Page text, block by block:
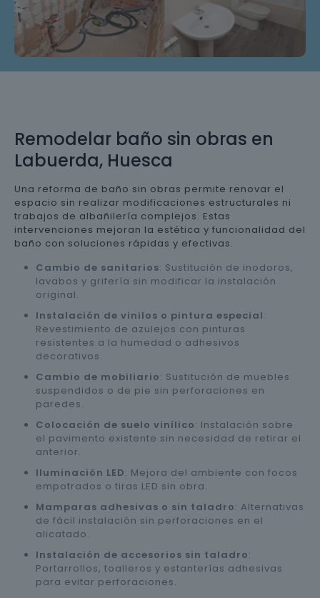
Remodelar baño sin obras en
Labuerda, Huesca
Una reforma de baño sin obras permite renovar el
espacio sin realizar modificaciones estructurales ni
trabajos de albañilería complejos. Estas
intervenciones mejoran la estética y funcionalidad del
baño con soluciones rápidas y efectivas.
Cambio de sanitarios: Sustitución de inodoros,
lavabos y grifería sin modificar la instalación
original.
Instalación de vinilos o pintura especial:
Revestimiento de azulejos con pinturas
resistentes a la humedad o adhesivos
decorativos.
Cambio de mobiliario: Sustitución de muebles
suspendidos o de pie sin perforaciones en
paredes.
Colocación de suelo vinílico: Instalación sobre
el pavimento existente sin necesidad de retirar el
anterior.
Iluminación LED: Mejora del ambiente con focos
empotrados o tiras LED sin obra.
Mamparas adhesivas o sin taladro: Alternativas
de fácil instalación sin perforaciones en el
alicatado.
Instalación de accesorios sin taladro:
Portarrollos, toalleros y estanterías adhesivas
para evitar perforaciones.